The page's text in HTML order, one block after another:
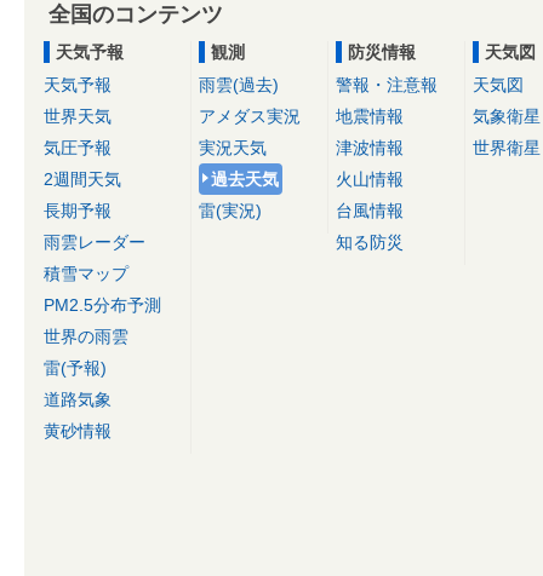
全国のコンテンツ
天気予報
天気予報
世界天気
気圧予報
2週間天気
長期予報
雨雲レーダー
積雪マップ
PM2.5分布予測
世界の雨雲
雷(予報)
道路気象
黄砂情報
観測
雨雲(過去)
アメダス実況
実況天気
過去天気
雷(実況)
防災情報
警報・注意報
地震情報
津波情報
火山情報
台風情報
知る防災
天気図
天気図
気象衛星
世界衛星